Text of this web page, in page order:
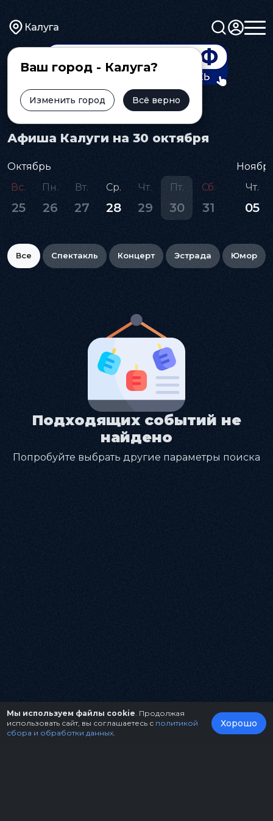
Калуга
Ваш город - Калуга?
Изменить город Всё верно
Главная Афиша
Афиша Калуги на 30 октября
Октябрь
Вс.
25
Пн.
26
Вт.
27
Ср.
28
Чт.
29
Пт.
30
Сб.
31
Чт.
05
Все Спектакль Концерт Эстрада Юмор
Подходящих событий не
найдено
Попробуйте выбрать другие параметры поиска
Мы используем файлы cookie . Продолжая
использовать сайт, вы соглашаетесь с политикой
сбора и обработки данных
Хорошо